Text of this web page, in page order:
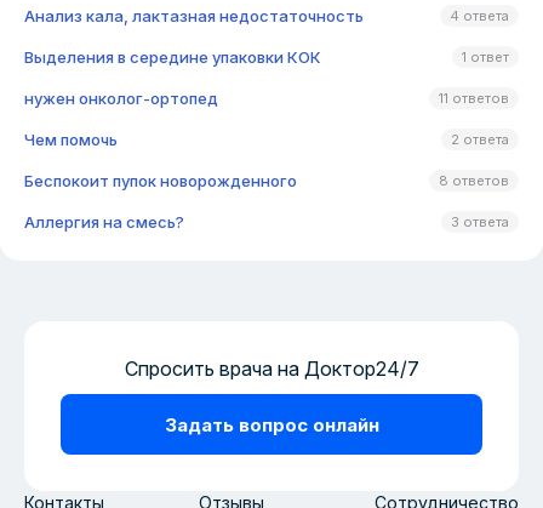
Анализ кала, лактазная недостаточность 4 ответа
Выделения в середине упаковки КОК 1 ответ
нужен онколог-ортопед 11 ответов
Чем помочь 2 ответа
Беспокоит пупок новорожденного 8 ответов
Аллергия на смесь? 3 ответа
Контакты Отзывы Сотрудничество
Спросить врача на Доктор24/7
Задать вопрос онлайн